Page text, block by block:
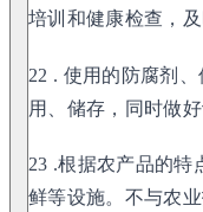
培训和健康检查，
22 . 使用的防腐剂
用、储存，同时做好
23 .根据农产品的特
鲜等设施。不与农